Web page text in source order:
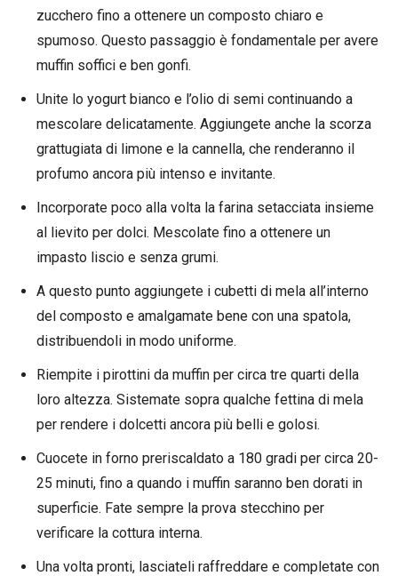
zucchero fino a ottenere un composto chiaro e
spumoso. Questo passaggio è fondamentale per avere
muffin soffici e ben gonfi.
Unite lo yogurt bianco e l’olio di semi continuando a
mescolare delicatamente. Aggiungete anche la scorza
grattugiata di limone e la cannella, che renderanno il
profumo ancora più intenso e invitante.
Incorporate poco alla volta la farina setacciata insieme
al lievito per dolci. Mescolate fino a ottenere un
impasto liscio e senza grumi.
A questo punto aggiungete i cubetti di mela all’interno
del composto e amalgamate bene con una spatola,
distribuendoli in modo uniforme.
Riempite i pirottini da muffin per circa tre quarti della
loro altezza. Sistemate sopra qualche fettina di mela
per rendere i dolcetti ancora più belli e golosi.
Cuocete in forno preriscaldato a 180 gradi per circa 20-
25 minuti, fino a quando i muffin saranno ben dorati in
superficie. Fate sempre la prova stecchino per
verificare la cottura interna.
Una volta pronti, lasciateli raffreddare e completate con